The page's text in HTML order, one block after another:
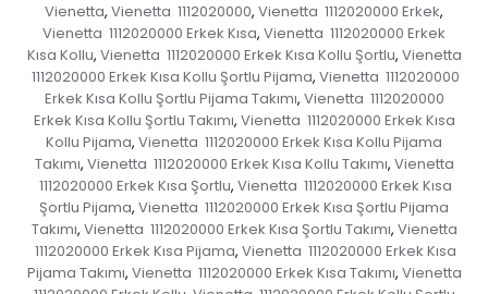
Vienetta, Vienetta 1112020000, Vienetta 1112020000 Erkek,
Vienetta 1112020000 Erkek Kısa, Vienetta 1112020000 Erkek
Kısa Kollu, Vienetta 1112020000 Erkek Kısa Kollu Şortlu, Vienetta
1112020000 Erkek Kısa Kollu Şortlu Pijama, Vienetta 1112020000
Erkek Kısa Kollu Şortlu Pijama Takımı, Vienetta 1112020000
Erkek Kısa Kollu Şortlu Takımı, Vienetta 1112020000 Erkek Kısa
Kollu Pijama, Vienetta 1112020000 Erkek Kısa Kollu Pijama
Takımı, Vienetta 1112020000 Erkek Kısa Kollu Takımı, Vienetta
1112020000 Erkek Kısa Şortlu, Vienetta 1112020000 Erkek Kısa
Şortlu Pijama, Vienetta 1112020000 Erkek Kısa Şortlu Pijama
Takımı, Vienetta 1112020000 Erkek Kısa Şortlu Takımı, Vienetta
1112020000 Erkek Kısa Pijama, Vienetta 1112020000 Erkek Kısa
Pijama Takımı, Vienetta 1112020000 Erkek Kısa Takımı, Vienetta